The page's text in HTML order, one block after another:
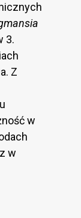
3.
Z
w
w